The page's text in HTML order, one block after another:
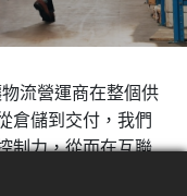
流營運商在整個供
倉儲到交付，我們
制力，從而在互聯